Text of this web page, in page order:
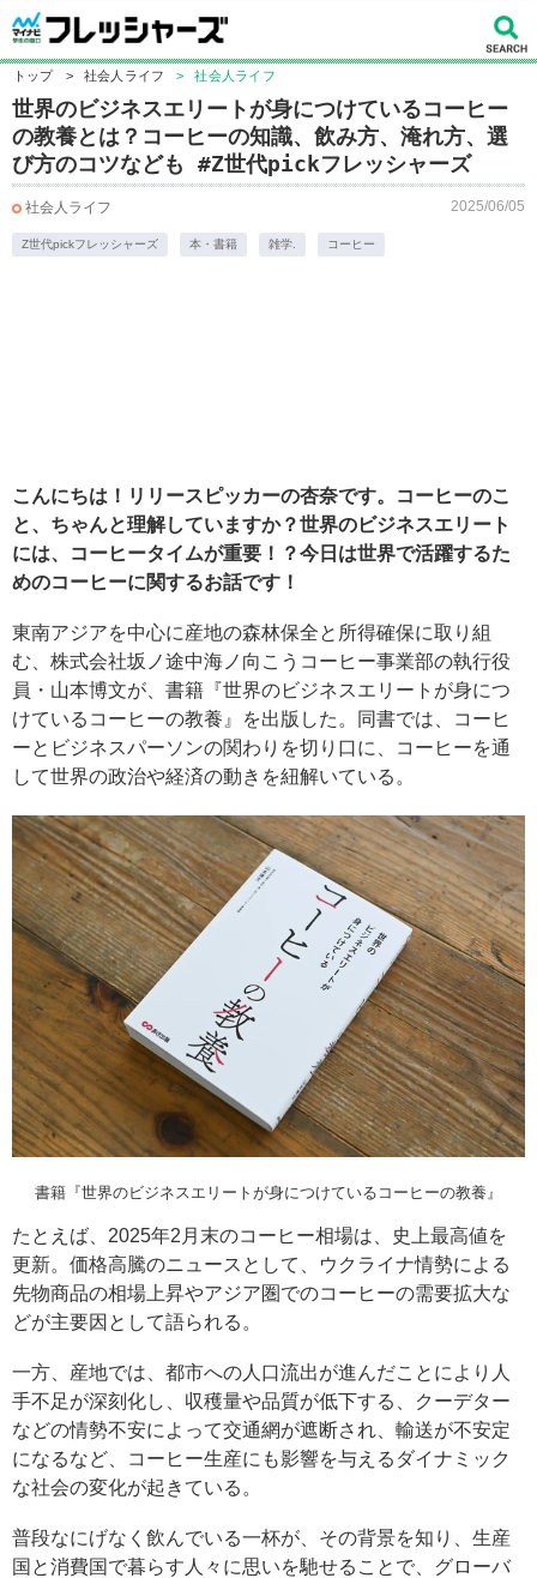
トップ > 社会人ライフ > 社会人ライフ
世界のビジネスエリートが身につけているコーヒー
の教養とは？コーヒーの知識、飲み方、淹れ方、選
び方のコツなども #Z世代pickフレッシャーズ
社会人ライフ 2025/06/05
Z世代pickフレッシャーズ 本・書籍 雑学. コーヒー
こんにちは！リリースピッカーの杏奈です。コーヒーのこ
と、ちゃんと理解していますか？世界のビジネスエリート
には、コーヒータイムが重要！？今日は世界で活躍するた
めのコーヒーに関するお話です！
東南アジアを中心に産地の森林保全と所得確保に取り組
む、株式会社坂ノ途中海ノ向こうコーヒー事業部の執行役
員・山本博文が、書籍『世界のビジネスエリートが身につ
けているコーヒーの教養』を出版した。同書では、コーヒ
ーとビジネスパーソンの関わりを切り口に、コーヒーを通
して世界の政治や経済の動きを紐解いている。
書籍『世界のビジネスエリートが身につけているコーヒーの教養』
たとえば、2025年2月末のコーヒー相場は、史上最高値を
更新。価格高騰のニュースとして、ウクライナ情勢による
先物商品の相場上昇やアジア圏でのコーヒーの需要拡大な
どが主要因として語られる。
一方、産地では、都市への人口流出が進んだことにより人
手不足が深刻化し、収穫量や品質が低下する、クーデター
などの情勢不安によって交通網が遮断され、輸送が不安定
になるなど、コーヒー生産にも影響を与えるダイナミック
な社会の変化が起きている。
普段なにげなく飲んでいる一杯が、その背景を知り、生産
国と消費国で暮らす人々に思いを馳せることで、グローバ